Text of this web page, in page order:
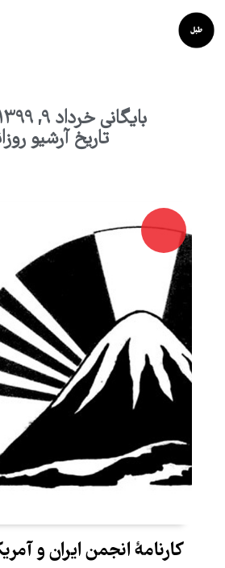
تاریخ آرشیو
کارنامۀ انجمن ایران و